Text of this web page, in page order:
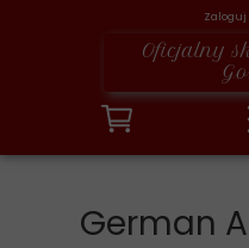
Oficjalny
German